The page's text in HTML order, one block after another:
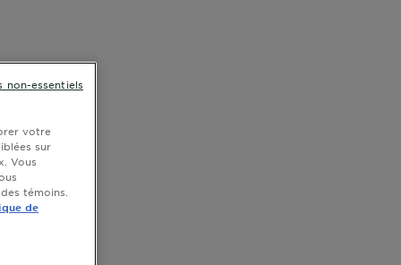
votre
sur
Vous
témoins.
de
non-essentiels